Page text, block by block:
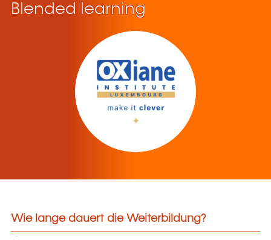
Blended learning
Wie lange dauert die Weiterbildung?